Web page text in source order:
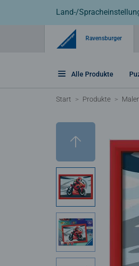
Land-/
Ravensburger
Alle Produkte
Start Produkte